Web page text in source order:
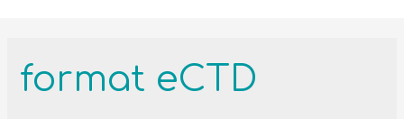
format eCTD